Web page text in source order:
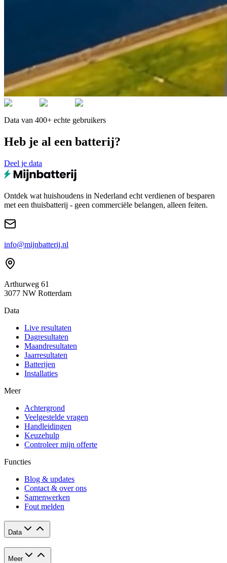
Data van 400+ echte gebruikers
Heb je al een batterij?
Deel je data
Ontdek wat huishoudens in Nederland echt verdienen of besparen
met een thuisbatterij - geen commerciële belangen, alleen feiten.
info@mijnbatterij.nl
Arthurweg 61
3077 NW Rotterdam
Data
Live resultaten
Dagresultaten
Maandresultaten
Jaarresultaten
Batterijen
Installaties
Meer
Achtergrond
Veelgestelde vragen
Handleidingen
Keuzehulp
Controleer mijn offerte
Functies
Blog & updates
Contact & over ons
Samenwerken
Fout melden
Data
Meer